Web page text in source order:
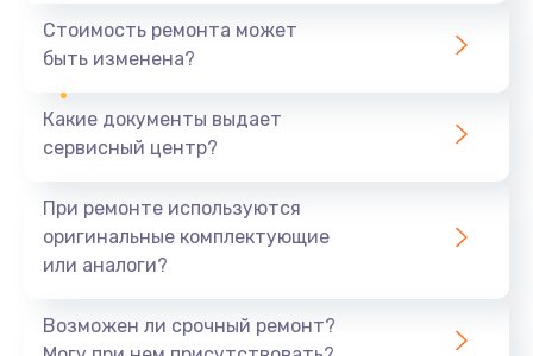
390 руб.
Замена разъёма наушников (гарнитуры)
Замена кнопок громкости
Заказать
Стоимость ремонта может
быть изменена?
Какие документы выдает
сервисный центр?
При ремонте используются
оригинальные комплектующие
или аналоги?
Возможен ли срочный ремонт?